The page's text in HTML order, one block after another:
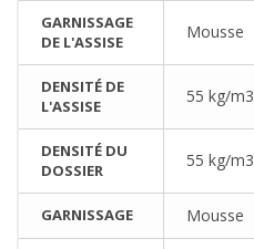
GARNISSAGE
DE L'ASSISE
Mousse
DENSITÉ DE
L'ASSISE
55 kg/m3
DENSITÉ DU
DOSSIER
55 kg/m3
GARNISSAGE Mousse